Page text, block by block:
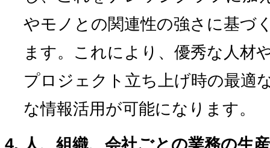
やモノとの関連性の強さに基づ
ます。これにより、優秀な人材
プロジェクト立ち上げ時の最適
な情報活用が可能になります。
人、組織、会社ごとの業務の生